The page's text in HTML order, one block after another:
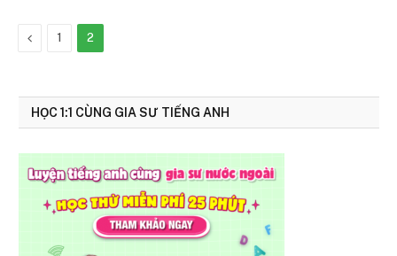
Previous
1 2
HỌC 1:1 CÙNG GIA SƯ TIẾNG ANH